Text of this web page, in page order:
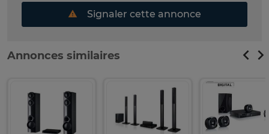
Signaler cette annonce
Annonces similaires